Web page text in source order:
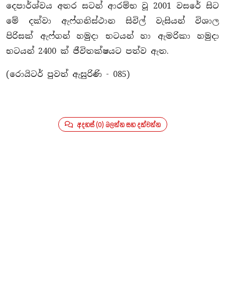
දෙපාර්ශ්වය අතර සටන් ආරම්භ වූ 2001 වසරේ සිට
මේ දක්වා ඇෆ්ගනිස්ථාන සිවිල් වැසියන් විශාල
පිරිසක් ඇෆ්ගන් හමුදා භටයන් හා ඇමරිකා හමුදා
භටයන් 2400 ක් ජීවිතක්ෂයට පත්ව ඇත.
(රොයිටර් පුවත් ඇසුරිණි - 085)
අදහස් (0) බලන්න සහ දක්වන්න